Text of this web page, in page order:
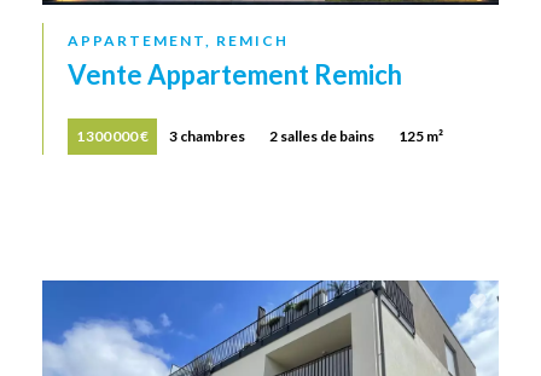
APPARTEMENT, REMICH
Vente Appartement Remich
1 300 000 € 3 chambres 2 salles de bains 125 m²